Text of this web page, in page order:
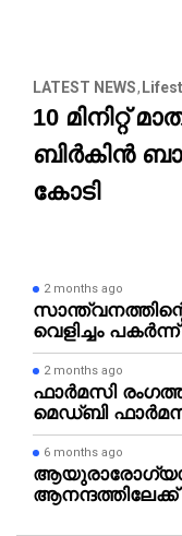
LATEST NEWS
10 മിനിറ്റ്
ബിർകിൻ
കോടി
2 months ago
വെളിച്ചം
2 months ago
ഫാർമസി
മെഡ്ബി
6 months ago
ആനന്ദത്തിലേക്ക്‌